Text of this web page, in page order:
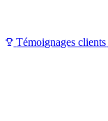
Témoignages clients